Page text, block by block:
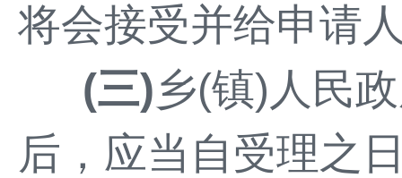
将会接受并给申请
(三)乡(镇)人民
后，应当自受理之